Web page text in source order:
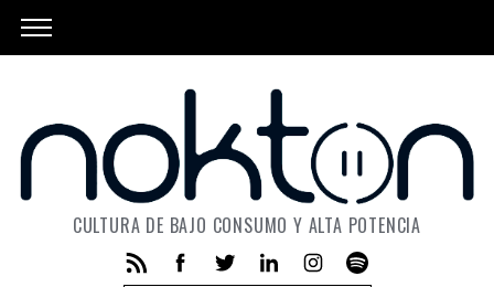
CULTURA DE BAJO CONSUMO Y ALTA POTENCIA